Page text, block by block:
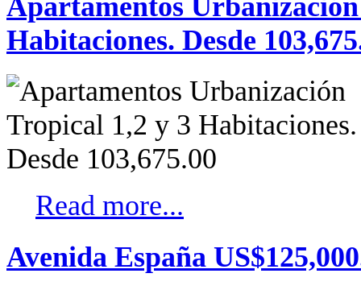
Apartamentos
Habitaciones. Desde
Read more...
Avenida España